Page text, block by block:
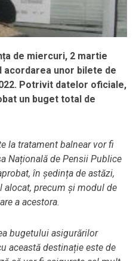
de miercuri, 2 martie
acordarea unor bilete de
Potrivit datelor oficiale,
un buget total de
la tratament balnear vor fi
Națională de Pensii Publice
în ședința de astăzi,
precum şi modul de
a acestora.
bugetului asigurărilor
această destinație este de